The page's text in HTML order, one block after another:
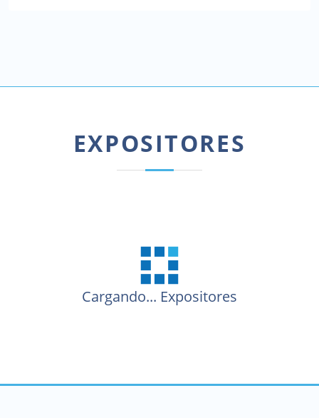
EXPOSITORES
Cargando... Expositores